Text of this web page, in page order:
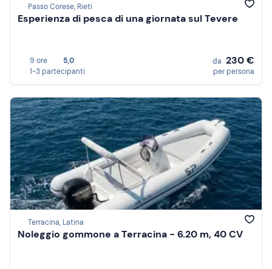
Passo Corese, Rieti
Esperienza di pesca di una giornata sul Tevere
9 ore
5,0
1-3 partecipanti
da 230 €
per persona
Terracina, Latina
Noleggio gommone a Terracina - 6.20 m, 40 CV